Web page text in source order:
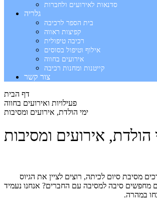
סדנאות לאירועים ולחברות
גלריה
בית הספר לרכיבה
קפיצות ראווה
רכיבה טיפולית
אילוף וטיפול בסוסים
אירועים בחווה
קייטנות ומחנות רכיבה
צור קשר
דף הבית
פעילויות ואירועים בחווה
ימי הולדת, אירועים ומסיבות
הולדת, אירועים ומסיבות
מסיבת סיום לכיתה, רוצים לציין את הגיוס
מחפשים סיבה למסיבה עם החברים? אנחנו נעמיד
במהרה.